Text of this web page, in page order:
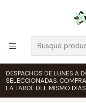
DESPACHOS DE LUNES A
SELECCIONADAS.
LA TARDE DEL MISMO DIAS